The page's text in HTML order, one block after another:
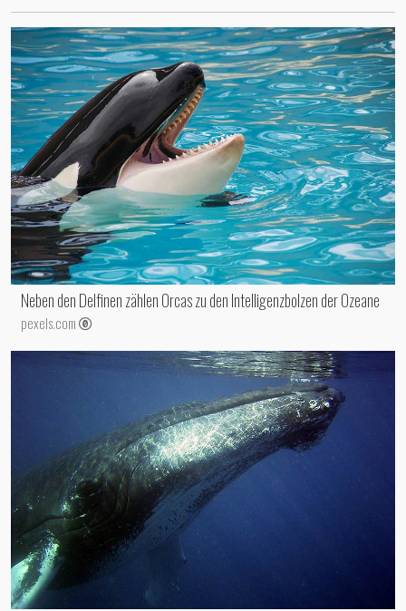
Neben den Delfinen zählen Orcas zu den Intelligenzbolzen der Ozeane
pexels.com